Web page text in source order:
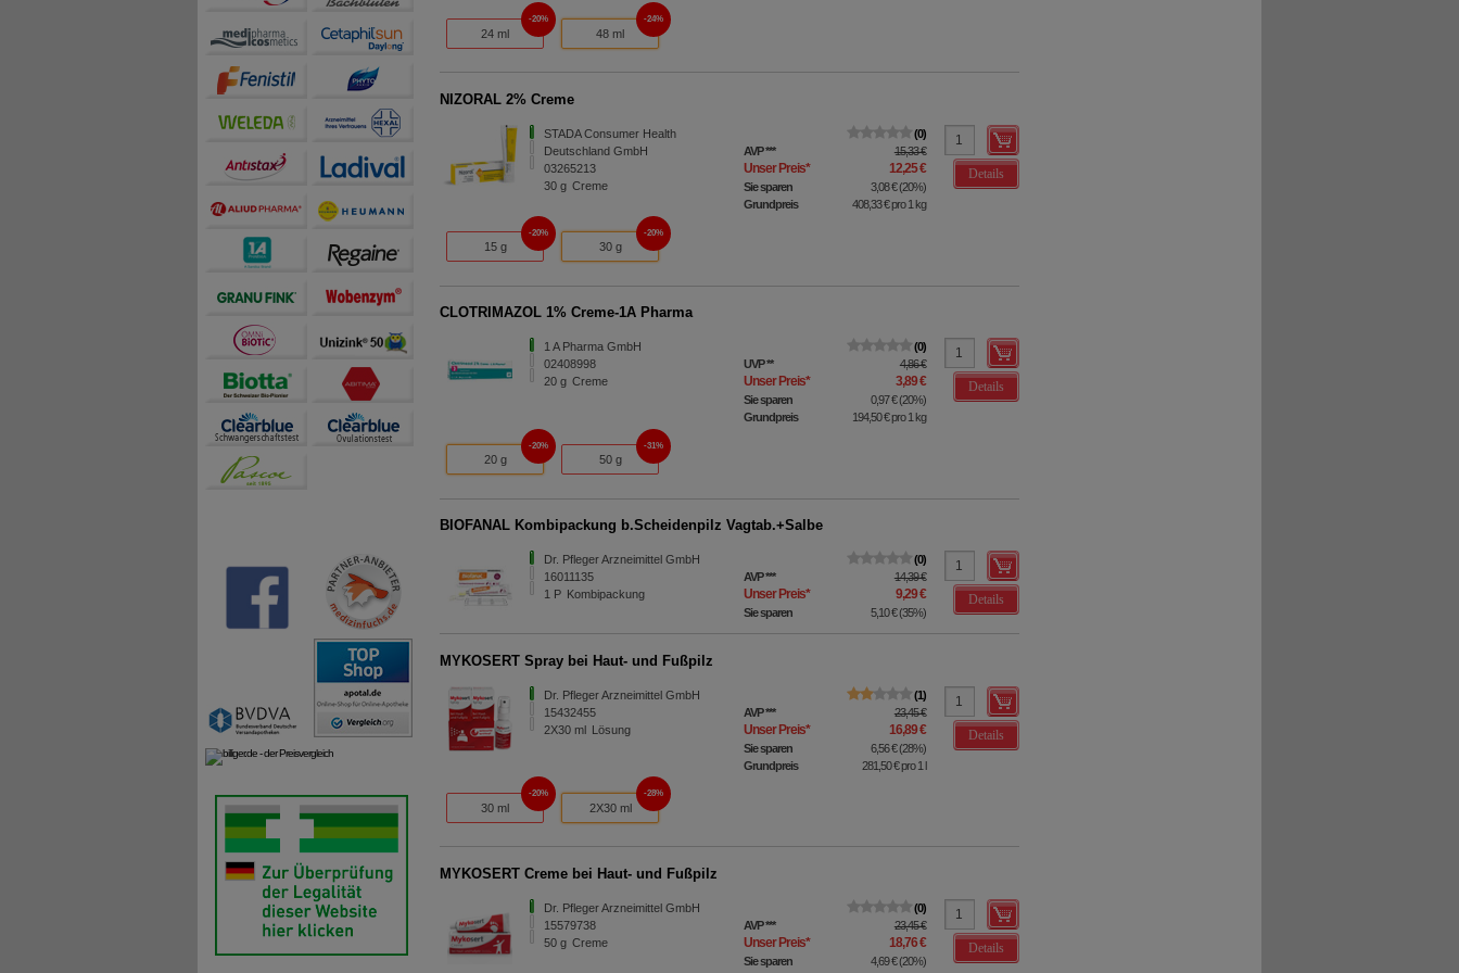
24 ml
20%
48 ml
24%
NIZORAL 2% Creme
STADA Consumer Health
Deutschland GmbH
03265213
30g Creme
0
AVP*** 15,33 €
Unser Preis* 12,25 €
Sie sparen 3,08 €(20%)
Grundpreis
408,33 €pro 1 kg
Details
15 g
20%
30 g
20%
CLOTRIMAZOL 1% Creme-1A Pharma
1 A Pharma GmbH
02408998
20g Creme
0
UVP** 4,86 €
Unser Preis* 3,89 €
Sie sparen 0,97 €(20%)
Grundpreis
194,50 €pro 1 kg
Details
20 g
20%
50 g
31%
BIOFANAL Kombipackung b.Scheidenpilz Vagtab.+Salbe
Dr. Pfleger Arzneimittel GmbH
16011135
1 P Kombipackung
0
AVP*** 14,39 €
Unser Preis* 9,29 €
Sie sparen 5,10 €(35%)
Details
MYKOSERT Spray bei Haut- und Fußpilz
Dr. Pfleger Arzneimittel GmbH
15432455
2X30 ml Lösung
1
AVP*** 23,45 €
Unser Preis* 16,89 €
Sie sparen 6,56 €(28%)
Grundpreis
281,50 €pro 1 l
Details
30 ml
20%
2X30 ml
28%
MYKOSERT Creme bei Haut- und Fußpilz
Dr. Pfleger Arzneimittel GmbH
15579738
50g Creme
0
AVP*** 23,45 €
Unser Preis* 18,76 €
Sie sparen 4,69 €(20%)
Details